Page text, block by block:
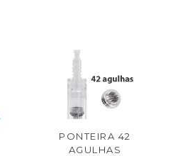
PONTEIRA 42
AGULHAS